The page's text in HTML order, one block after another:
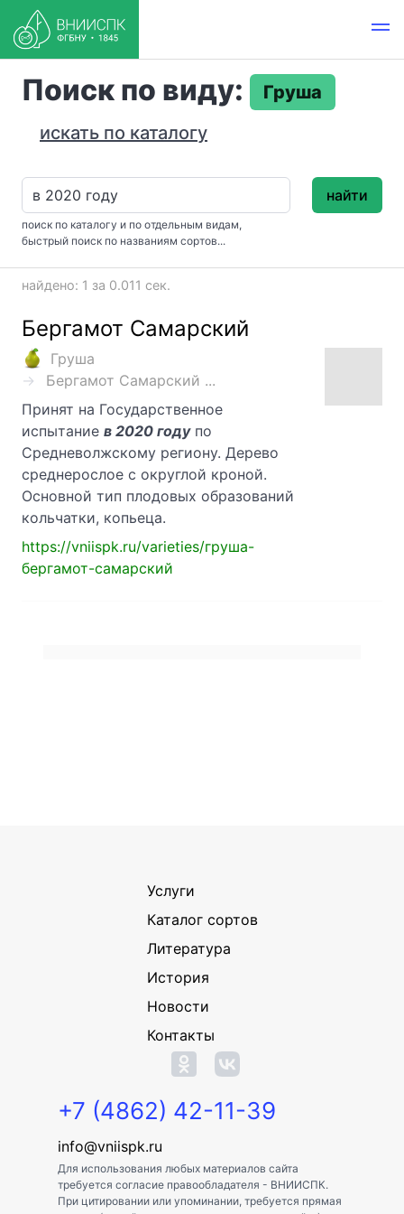
Поиск по виду:
Груша
искать по каталогу
поиск по каталогу и по отдельным видам,
быстрый поиск по названиям сортов...
найти
найдено: 1 за 0.011 сек.
Бергамот Самарский
Груша
Бергамот Самарский ...
Принят на Государственное
испытание в 2020 годупо
Средневолжскому региону. Дерево
среднерослое с округлой кроной.
Основной тип плодовых образований
кольчатки, копьеца.
https://vniispk.ru/varieties/груша-
бергамот-самарский
Услуги
Каталог сортов
Литература
История
Новости
Контакты
+7 (4862) 42-11-39
info@vniispk.ru
Для использования любых материалов сайта
требуется согласие правообладателя - ВНИИСПК.
При цитировании или упоминании, требуется прямая